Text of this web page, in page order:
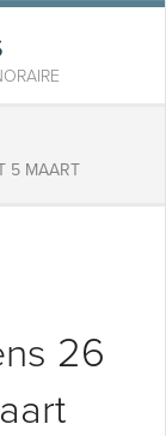
5 MAART
26